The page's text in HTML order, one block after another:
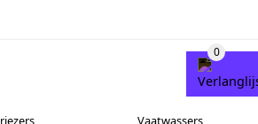
Vaatwassers